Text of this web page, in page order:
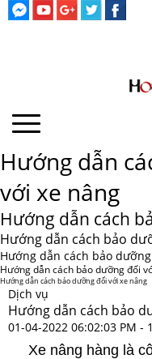
Hướng dẫn
với xe nâng
Hướng dẫn cách
Hướng dẫn cách bảo
Hướng dẫn cách bảo
Hướng dẫn cách bảo dưỡng đối
Hướng dẫn cách bảo dưỡng đối với xe nâng
Dịch vụ
Hướng dẫn cách bảo
01-04-2022 06:02:03 PM -
Xe nâng hàng là